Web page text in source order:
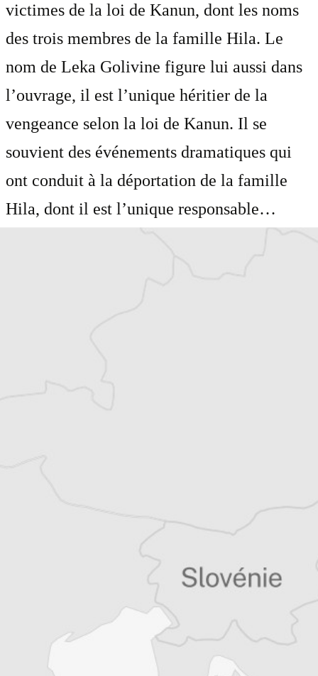
victimes de la loi de Kanun, dont les noms
des trois membres de la famille Hila. Le
nom de Leka Golivine figure lui aussi dans
l’ouvrage, il est l’unique héritier de la
vengeance selon la loi de Kanun. Il se
souvient des événements dramatiques qui
ont conduit à la déportation de la famille
Hila, dont il est l’unique responsable…